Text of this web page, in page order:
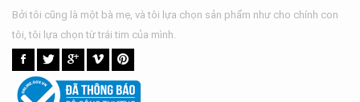
Bởi tôi cũng là một bà mẹ, và tôi lựa chọn sản phẩm như cho chính con
tôi, tôi lựa chọn từ trái tim của mình.